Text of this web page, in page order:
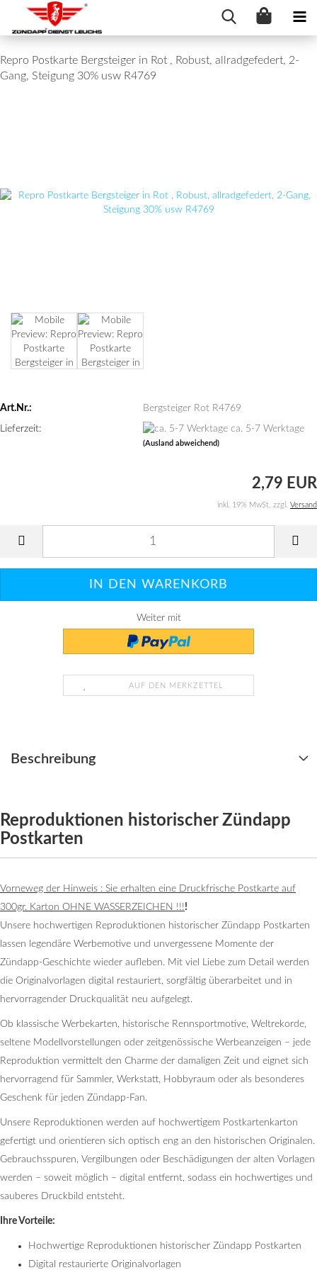
Repro Postkarte Bergsteiger in Rot , Robust, allradgefedert, 2-
Gang, Steigung 30% usw R4769
Art.Nr.: Bergsteiger Rot R4769
Lieferzeit: ca. 5-7 Werktage
(Ausland abweichend)
2,79 EUR
inkl. 19% MwSt. zzgl. Versand
Weiter mit
AUF DEN MERKZETTEL
Beschreibung
Reproduktionen historischer Zündapp
Postkarten
Vorneweg der Hinweis : Sie erhalten eine Druckfrische Postkarte auf
300gr. Karton OHNE WASSERZEICHEN !!! !
Unsere hochwertigen Reproduktionen historischer Zündapp Postkarten
lassen legendäre Werbemotive und unvergessene Momente der
Zündapp-Geschichte wieder aufleben. Mit viel Liebe zum Detail werden
die Originalvorlagen digital restauriert, sorgfältig überarbeitet und in
hervorragender Druckqualität neu aufgelegt.
Ob klassische Werbekarten, historische Rennsportmotive, Weltrekorde,
seltene Modellvorstellungen oder zeitgenössische Werbeanzeigen – jede
Reproduktion vermittelt den Charme der damaligen Zeit und eignet sich
hervorragend für Sammler, Werkstatt, Hobbyraum oder als besonderes
Geschenk für jeden Zündapp-Fan.
Unsere Reproduktionen werden auf hochwertigem Postkartenkarton
gefertigt und orientieren sich optisch eng an den historischen Originalen.
Gebrauchsspuren, Vergilbungen oder Beschädigungen der alten Vorlagen
werden – soweit möglich – digital entfernt, sodass ein hochwertiges und
sauberes Druckbild entsteht.
Ihre Vorteile:
Hochwertige Reproduktionen historischer Zündapp Postkarten
Digital restaurierte Originalvorlagen